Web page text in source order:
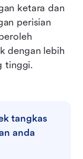
ketara dan
perisian
dengan lebih
tinggi.
tangkas
anda